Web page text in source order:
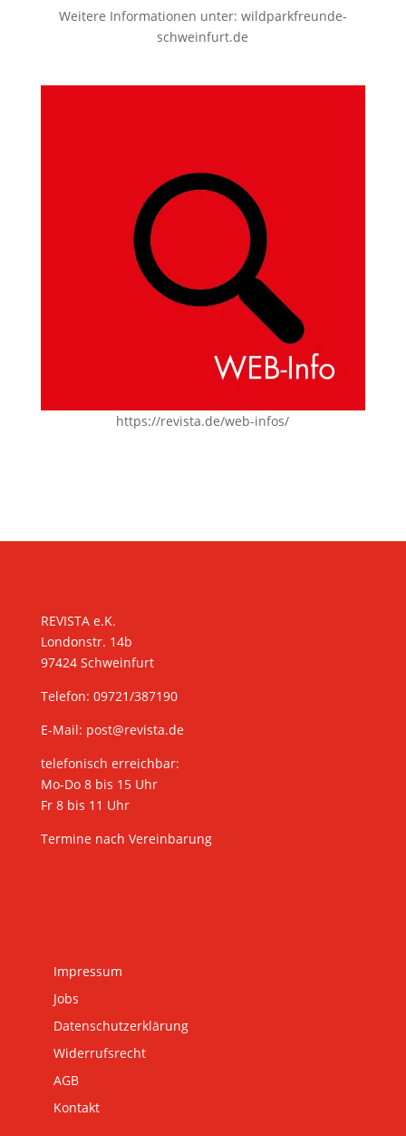
Weitere Informationen unter: wildparkfreunde-
schweinfurt.de
https://revista.de/web-infos/
REVISTA e.K.
Londonstr. 14b
97424 Schweinfurt
Telefon: 09721/387190
E-Mail: post@revista.de
telefonisch erreichbar:
Mo-Do 8 bis 15 Uhr
Fr 8 bis 11 Uhr
Termine nach Vereinbarung
Impressum
Jobs
Datenschutzerklärung
Widerrufsrecht
AGB
Kontakt